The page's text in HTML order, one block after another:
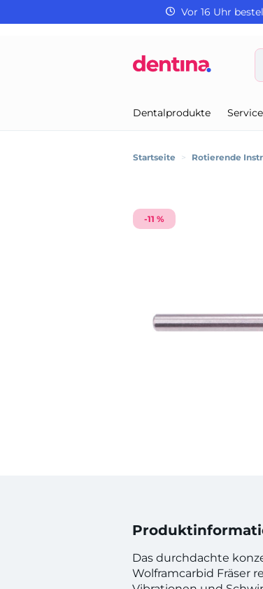
Vor 16 Uhr
Dentalprodukte Service
Startseite > Rotierende
-11 %
Das durchdachte
Wolframcarbid Fräser